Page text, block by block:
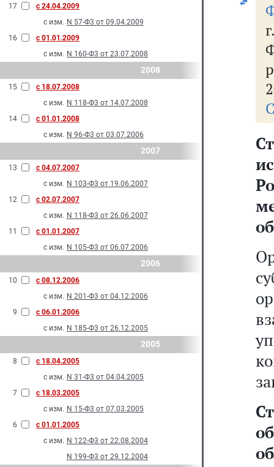
17
с 24.04.2009
с изм. N 57-Ф3 от 09.04.2009
16
с 01.01.2009
с изм. N 160-Ф3 от 23.07.2008
2008
15
с 18.07.2008
с изм. N 118-Ф3 от 14.07.2008
14
с 01.01.2008
с изм. N 96-Ф3 от 03.07.2006
2007
13
с 04.07.2007
с изм. N 103-Ф3 от 19.06.2007
12
с 02.07.2007
с изм. N 118-Ф3 от 26.06.2007
11
с 01.01.2007
с изм. N 105-Ф3 от 06.07.2006
2006
10
с 08.12.2006
с изм. N 201-Ф3 от 04.12.2006
9
с 06.01.2006
с изм. N 185-Ф3 от 26.12.2005
2005
8
с 18.04.2005
с изм. N 31-Ф3 от 04.04.2005
7
с 18.03.2005
с изм. N 15-Ф3 от 07.03.2005
6
с 01.01.2005
с изм. N 122-Ф3 от 22.08.2004
N 199-Ф3 от 29.12.2004